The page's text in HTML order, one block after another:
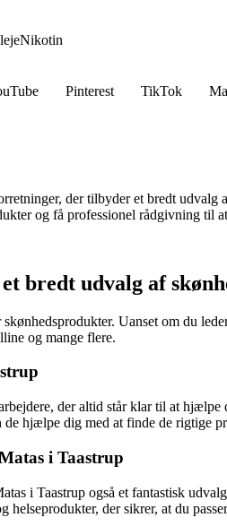
Nikotin
Pinterest TikTok
der tilbyder et bredt
og få professionel rådgivning til
bredt udvalg af
Uanset om du
og mange flere.
der altid står klar til at
hjælpe dig med at finde de rigtige
i Taastrup
i Taastrup også et fantastisk
der sikrer, at du